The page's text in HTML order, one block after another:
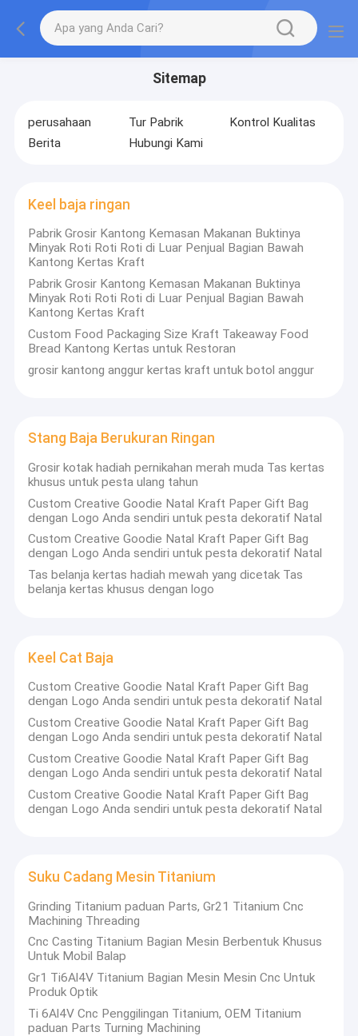
Sitemap
perusahaan Tur Pabrik
Kontrol Kualitas
Berita
Hubungi Kami
Keel baja ringan
Pabrik Grosir Kantong Kemasan Makanan Buktinya
Minyak Roti Roti Roti di Luar Penjual Bagian Bawah
Kantong Kertas Kraft
Pabrik Grosir Kantong Kemasan Makanan Buktinya
Minyak Roti Roti Roti di Luar Penjual Bagian Bawah
Kantong Kertas Kraft
Custom Food Packaging Size Kraft Takeaway Food
Bread Kantong Kertas untuk Restoran
grosir kantong anggur kertas kraft untuk botol anggur
Stang Baja Berukuran Ringan
Grosir kotak hadiah pernikahan merah muda Tas kertas
khusus untuk pesta ulang tahun
Custom Creative Goodie Natal Kraft Paper Gift Bag
dengan Logo Anda sendiri untuk pesta dekoratif Natal
Custom Creative Goodie Natal Kraft Paper Gift Bag
dengan Logo Anda sendiri untuk pesta dekoratif Natal
Tas belanja kertas hadiah mewah yang dicetak Tas
belanja kertas khusus dengan logo
Keel Cat Baja
Custom Creative Goodie Natal Kraft Paper Gift Bag
dengan Logo Anda sendiri untuk pesta dekoratif Natal
Custom Creative Goodie Natal Kraft Paper Gift Bag
dengan Logo Anda sendiri untuk pesta dekoratif Natal
Custom Creative Goodie Natal Kraft Paper Gift Bag
dengan Logo Anda sendiri untuk pesta dekoratif Natal
Custom Creative Goodie Natal Kraft Paper Gift Bag
dengan Logo Anda sendiri untuk pesta dekoratif Natal
Suku Cadang Mesin Titanium
Grinding Titanium paduan Parts, Gr21 Titanium Cnc
Machining Threading
Cnc Casting Titanium Bagian Mesin Berbentuk Khusus
Untuk Mobil Balap
Gr1 Ti6Al4V Titanium Bagian Mesin Mesin Cnc Untuk
Produk Optik
Ti 6Al4V Cnc Penggilingan Titanium, OEM Titanium
paduan Parts Turning Machining